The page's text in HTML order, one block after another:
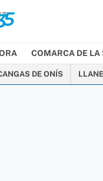
COMARCA DE LA
DE ONÍS